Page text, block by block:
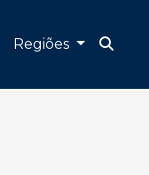
Regiões